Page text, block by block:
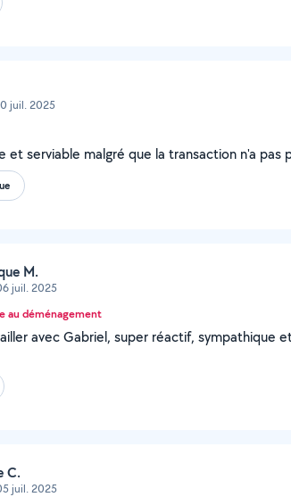
juil. 2025
et serviable malgré que la transaction n'a pas
M.
juil. 2025
au déménagement
avec Gabriel, super réactif, sympathique
C.
juil. 2025